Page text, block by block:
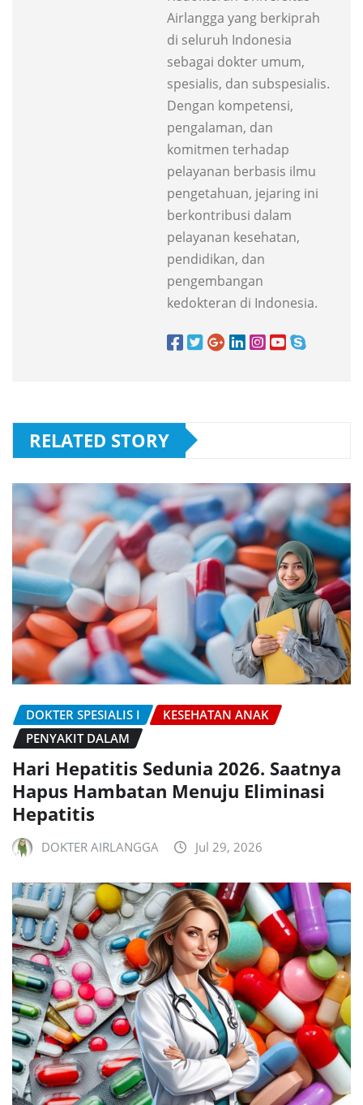
Airlangga yang berkiprah
di seluruh Indonesia
sebagai dokter umum,
spesialis, dan subspesialis.
Dengan kompetensi,
pengalaman, dan
komitmen terhadap
pelayanan berbasis ilmu
pengetahuan, jejaring ini
berkontribusi dalam
pelayanan kesehatan,
pendidikan, dan
pengembangan
kedokteran di Indonesia.
RELATED STORY
DOKTER SPESIALIS I
KESEHATAN ANAK
PENYAKIT DALAM
Hari Hepatitis Sedunia 2026. Saatnya
Hapus Hambatan Menuju Eliminasi
Hepatitis
DOKTER AIRLANGGA Jul 29, 2026